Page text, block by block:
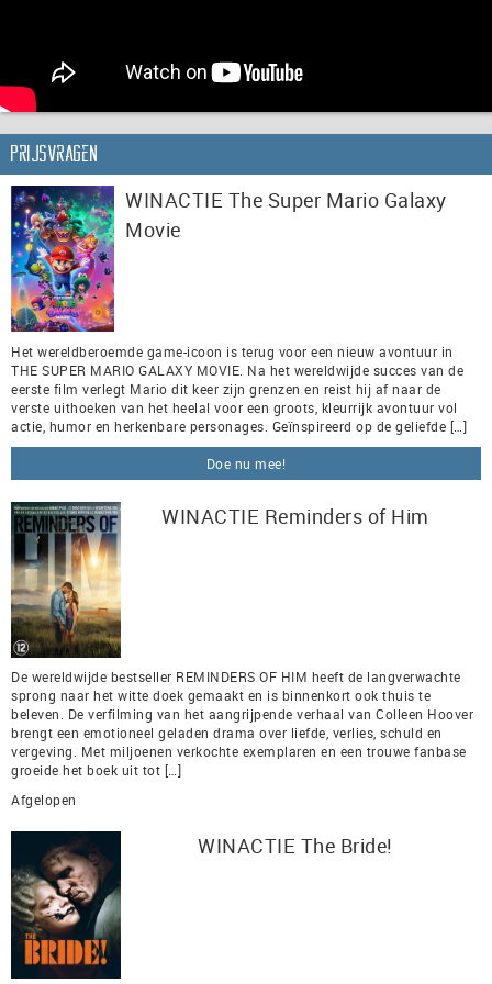
Prijsvragen
WINACTIE The Super Mario Galaxy
Movie
Het wereldberoemde game-icoon is terug voor een nieuw avontuur in
THE SUPER MARIO GALAXY MOVIE. Na het wereldwijde succes van de
eerste film verlegt Mario dit keer zijn grenzen en reist hij af naar de
verste uithoeken van het heelal voor een groots, kleurrijk avontuur vol
actie, humor en herkenbare personages. Geïnspireerd op de geliefde […]
Doe nu mee!
WINACTIE Reminders of Him
De wereldwijde bestseller REMINDERS OF HIM heeft de langverwachte
sprong naar het witte doek gemaakt en is binnenkort ook thuis te
beleven. De verfilming van het aangrijpende verhaal van Colleen Hoover
brengt een emotioneel geladen drama over liefde, verlies, schuld en
vergeving. Met miljoenen verkochte exemplaren en een trouwe fanbase
groeide het boek uit tot […]
Afgelopen
WINACTIE The Bride!